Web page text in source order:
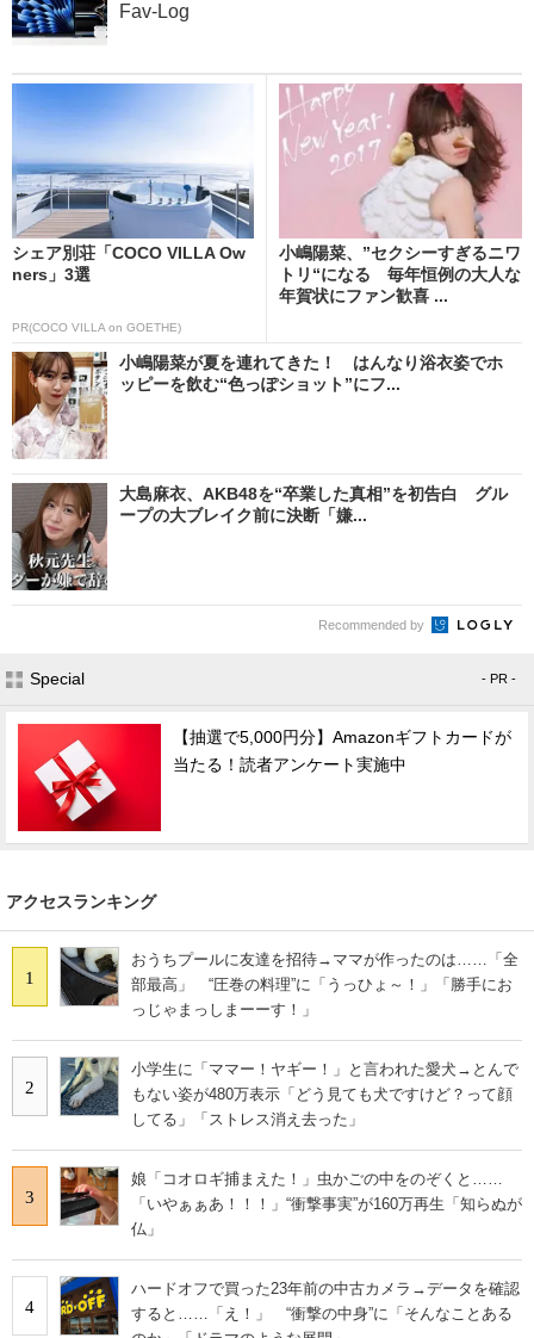
Fav-Log
シェア別荘「COCO VILLA Ow
ners」3選
PR(COCO VILLA on GOETHE)
小嶋陽菜、”セクシーすぎるニワ
トリ“になる 毎年恒例の大人な
年賀状にファン歓喜 ...
小嶋陽菜が夏を連れてきた！ はんなり浴衣姿でホ
ッピーを飲む“色っぽショット”にフ...
大島麻衣、AKB48を“卒業した真相”を初告白 グル
ープの大ブレイク前に決断「嫌...
Recommended by
Special - PR -
【抽選で5,000円分】Amazonギフトカードが
当たる！読者アンケート実施中
アクセスランキング
1
おうちプールに友達を招待→ママが作ったのは……「全
部最高」 “圧巻の料理”に「うっひょ～！」「勝手にお
っじゃまっしまーーす！」
2
小学生に「ママー！ヤギー！」と言われた愛犬→とんで
もない姿が480万表示「どう見ても犬ですけど？って顔
してる」「ストレス消え去った」
3
娘「コオロギ捕まえた！」虫かごの中をのぞくと……
「いやぁぁあ！！！」“衝撃事実”が160万再生「知らぬが
仏」
4
ハードオフで買った23年前の中古カメラ→データを確認
すると……「え！」 “衝撃の中身”に「そんなことある